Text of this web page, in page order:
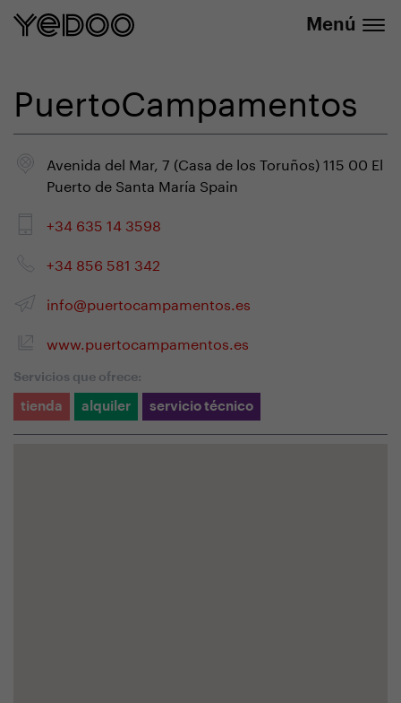
Menú
PuertoCampamentos
Avenida del Mar, 7 (Casa de los Toruños) 115 00 El
Puerto de Santa María Spain
+34 635 14 3598
+34 856 581 342
info@puertocampamentos.es
www.puertocampamentos.es
Servicios que ofrece:
tienda alquiler servicio técnico